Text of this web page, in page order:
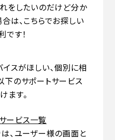
れをしたいのだけど分か
合は、こちらでお探しい
です！
イスがほしい、個別に相
下のサポートサービス
ます。
ービス一覧
、ユーザー様の画面と